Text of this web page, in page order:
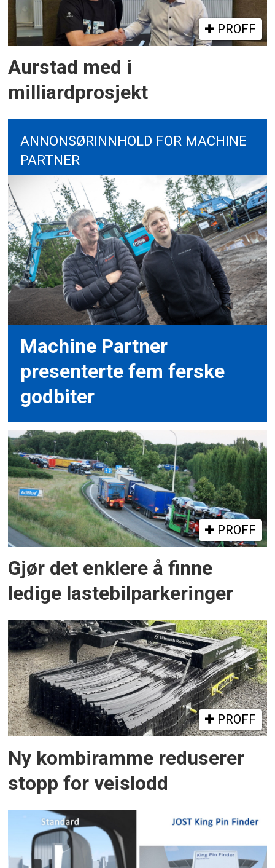
PROFF
Aurstad med i
milliardprosjekt
ANNONSØRINNHOLD FOR MACHINE
PARTNER
Machine Partner
presenterte fem ferske
godbiter
PROFF
Gjør det enklere å finne
ledige lastebilparkeringer
PROFF
Ny kombiramme reduserer
stopp for veislodd